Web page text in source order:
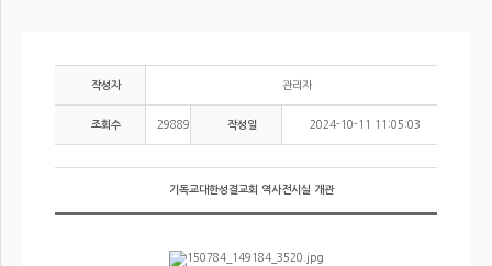
작성자 관리자
조회수 29889 작성일 2024-10-11 11:05:03
기독교대한성결교회 역사전시실 개관